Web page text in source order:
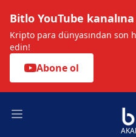
Bitlo YouTube
Kripto para dünyasından son
edin!
Abone ol
Open main menu